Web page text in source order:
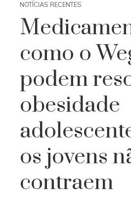
NOTÍCIAS RECENTES
como o
podem
obesidade
os jovens
contraem